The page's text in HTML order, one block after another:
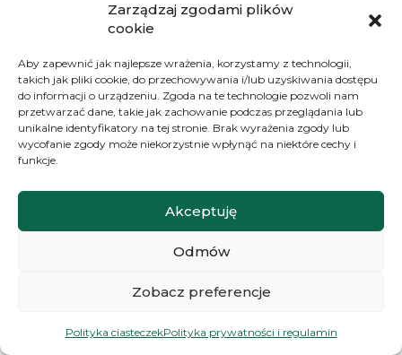
Zarządzaj zgodami plików
cookie
Aby zapewnić jak najlepsze wrażenia, korzystamy z technologii,
takich jak pliki cookie, do przechowywania i/lub uzyskiwania dostępu
do informacji o urządzeniu. Zgoda na te technologie pozwoli nam
przetwarzać dane, takie jak zachowanie podczas przeglądania lub
unikalne identyfikatory na tej stronie. Brak wyrażenia zgody lub
wycofanie zgody może niekorzystnie wpłynąć na niektóre cechy i
funkcje.
Akceptuję
Odmów
Zobacz preferencje
Polityka ciasteczekPolityka prywatności i regulamin
Substancje antybakteryjne– ograniczają rozwój
bakterii, które mogą zatykać łodygi i przyspieszać
więdnięcie.
Warto sięgać po odżywki szczególnie przy ważnych
okazjach – gdy zależy Ci, by kwiaty przetrwały jak
najdłużej.To także świetne rozwiązanie, gdy
bukiet ma być prezentem i chcesz, by robił
wrażenie przez wiele dni.
Możesz też wypróbowaćdomowe sposoby
dodanie kilku kropel soku z cytryny,
odrobina cukru,